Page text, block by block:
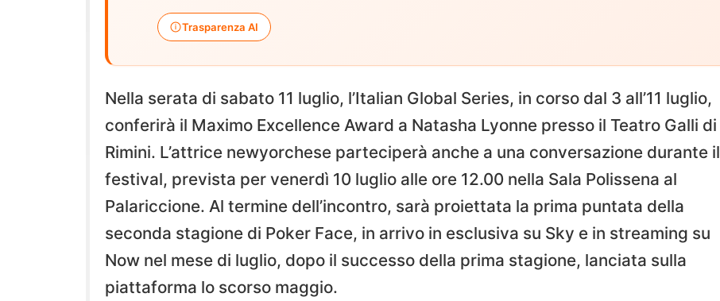
Trasparenza AI
Nella serata di sabato 11 luglio, l’Italian Global Series, in corso dal 3 all’11 luglio,
conferirà il Maximo Excellence Award a Natasha Lyonne presso il Teatro Galli di
Rimini. L’attrice newyorchese parteciperà anche a una conversazione durante il
festival, prevista per venerdì 10 luglio alle ore 12.00 nella Sala Polissena al
Palariccione. Al termine dell’incontro, sarà proiettata la prima puntata della
seconda stagione di Poker Face, in arrivo in esclusiva su Sky e in streaming su
Now nel mese di luglio, dopo il successo della prima stagione, lanciata sulla
piattaforma lo scorso maggio.